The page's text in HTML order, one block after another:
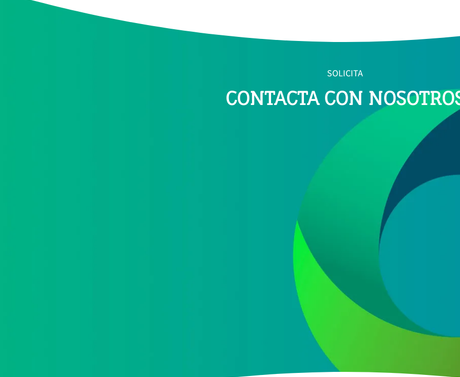
SOLICITA
CONTACTA CON
Acepto recibir información comercial sobre las ofertas y promociones de nuestra empresa (NET QUINTOS, S.L.)